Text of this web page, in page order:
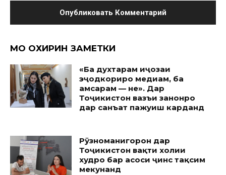
МО ОХИРИН ЗАМЕТКИ
«Ба духтарам иҷозаи
эҷодкориро медиҳам, ба
ҳамсарам — не». Дар
Тоҷикистон вазъи занонро
дар санъат пажуҳиш карданд
Рӯзноманигорон дар
Тоҷикистон вақти холии
худро бар асоси ҷинс тақсим
мекунанд